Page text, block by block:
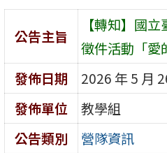
公告主旨
【轉知】國
徵件活動「愛
發佈日期
2026 年 5 月
發佈單位
教學組
公告類別
營隊資訊